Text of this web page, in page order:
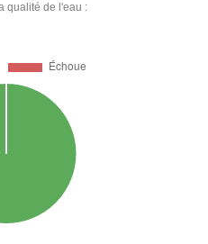
qualité de l'eau :